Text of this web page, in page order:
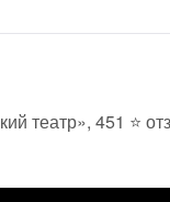
театр», 451 ⭐